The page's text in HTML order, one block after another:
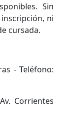
Sin
ni
cursada.
- Teléfono:
Corrientes